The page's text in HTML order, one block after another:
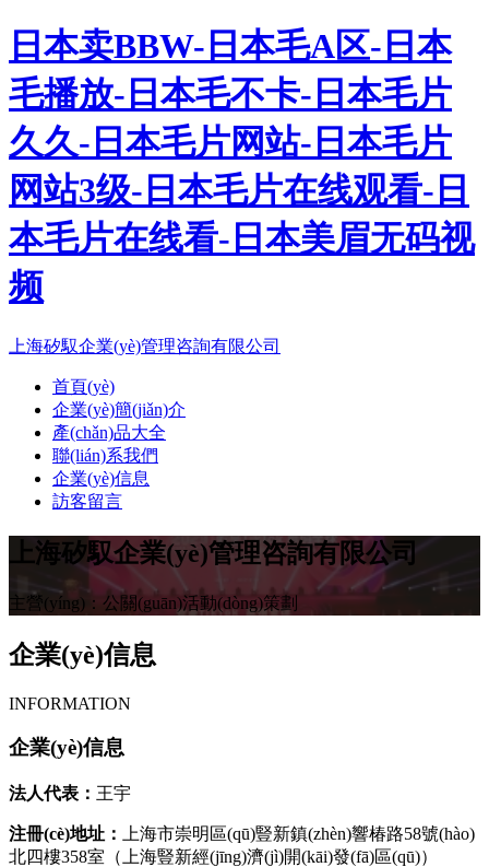
日本卖BBW-日本毛A区-日本
毛播放-日本毛不卡-日本毛片
久久-日本毛片网站-日本毛片
网站3级-日本毛片在线观看-日
本毛片在线看-日本美眉无码视
频
上海矽馭企業(yè)管理咨詢有限公司
首頁(yè)
企業(yè)簡(jiǎn)介
產(chǎn)品大全
聯(lián)系我們
企業(yè)信息
訪客留言
上海矽馭企業(yè)管理咨詢有限公司
主營(yíng)：公關(guān)活動(dòng)策劃
企業(yè)信息
INFORMATION
企業(yè)信息
法人代表： 王宇
注冊(cè)地址：
上海市崇明區(qū)豎新鎮(zhèn)響椿路58號(hào)
北四樓358室（上海豎新經(jīng)濟(jì)開(kāi)發(fā)區(qū)）